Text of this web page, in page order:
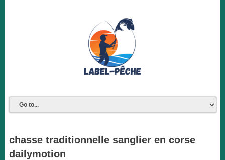
chasse traditionnelle sanglier en corse
dailymotion